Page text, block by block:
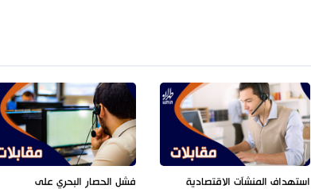
استهداف المنشآت الاقتصادية
فشل الحصار البحري على